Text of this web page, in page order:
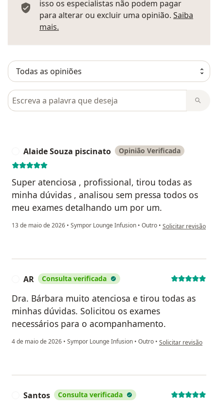
isso os especialistas não podem pagar
para alterar ou excluir uma opinião. Saiba
mais.
Pesquisar em opiniões
Alaide Souza piscinato Opinião Verificada
Super atenciosa , profissional, tirou todas as
minha dúvidas , analisou sem pressa todos os
meu exames detalhando um por um.
13 de maio de 2026 • Sympor Lounge Infusion • Outro • na opinião do
Solicitar revisão
AR Consulta verificada
Dra. Bárbara muito atenciosa e tirou todas as
minhas dúvidas. Solicitou os exames
necessários para o acompanhamento.
4 de maio de 2026 • Sympor Lounge Infusion • Outro • na opinião do
Solicitar revisão
Santos Consulta verificada